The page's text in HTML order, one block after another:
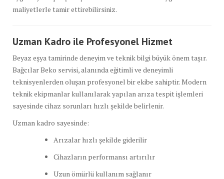
maliyetlerle tamir ettirebilirsiniz.
Uzman Kadro ile Profesyonel Hizmet
Beyaz eşya tamirinde deneyim ve teknik bilgi büyük önem taşır.
Bağcılar Beko servisi, alanında eğitimli ve deneyimli
teknisyenlerden oluşan profesyonel bir ekibe sahiptir. Modern
teknik ekipmanlar kullanılarak yapılan arıza tespit işlemleri
sayesinde cihaz sorunları hızlı şekilde belirlenir.
Uzman kadro sayesinde:
Arızalar hızlı şekilde giderilir
Cihazların performansı artırılır
Uzun ömürlü kullanım sağlanır